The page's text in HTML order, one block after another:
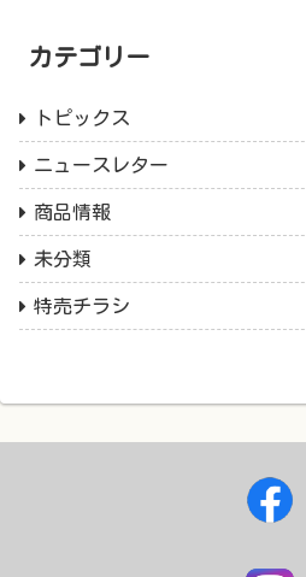
カテゴリー
トピックス
ニュースレター
商品情報
未分類
特売チラシ